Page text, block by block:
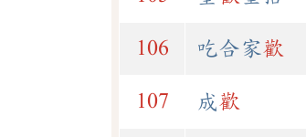
106 吃合家歡
107 成歡